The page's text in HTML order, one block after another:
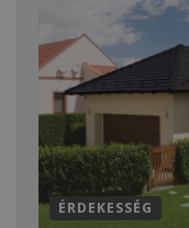
ÉRDEKESSÉG